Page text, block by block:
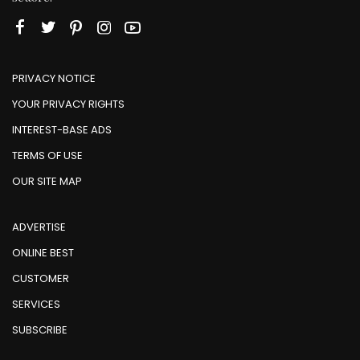
PRIVACY NOTICE
YOUR PRIVACY RIGHTS
INTEREST-BASE ADS
TERMS OF USE
OUR SITE MAP
ADVERTISE
ONLINE BEST
CUSTOMER
SERVICES
SUBSCRIBE